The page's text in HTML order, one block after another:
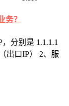
务？
分别是 1.1.1.1
出口IP） 2、服